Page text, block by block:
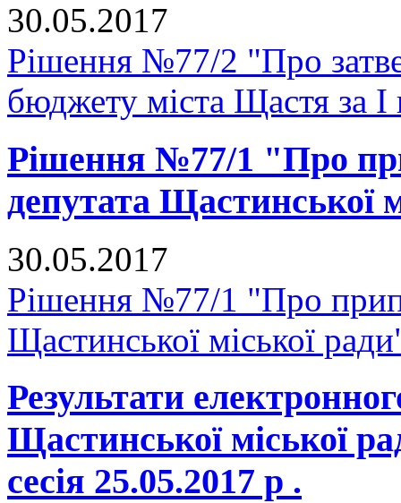
30.05.2017
Рішення №77/2 "Про
бюджету міста Щастя за I
Рішення №77/1 "Про
депутата Щастинської
30.05.2017
Рішення №77/1 "Про
Щастинської міської
Результати
Щастинської міської
сесія 25.05.2017 р .